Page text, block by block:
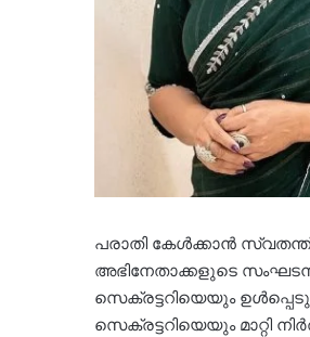
പരാതി കേള്‍ക്കാന്‍
അഭിനേതാക്കളുടെ
സെക്രട്ടറിയെയും
സെക്രട്ടറിയെയും മാറ്റി